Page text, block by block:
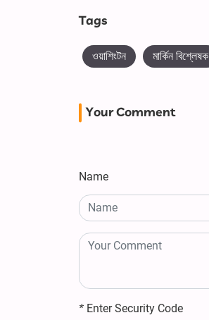
Tags
ওয়াশিংটন মার্কিন বিশ্লেষক
Your Comment
Name
* Enter Security Code